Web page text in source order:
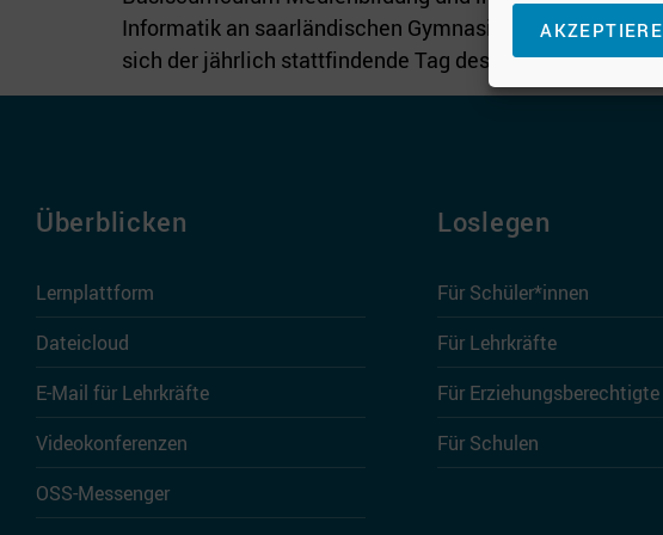
Informatik an saarländischen Gymnasien und
sich der jährlich stattfindende Tag des
Überblicken
Lernplattform
Dateicloud
E-Mail für Lehrkräfte
Videokonferenzen
OSS-Messenger
Loslegen
Für Schüler*innen
Für Lehrkräfte
Für Erziehungsberechtigte
Für Schulen